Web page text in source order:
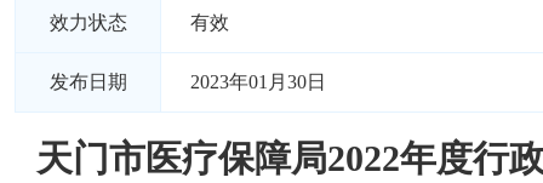
效力状态 有效
发布日期 2023年01月30日
天门市医疗保障局2022年度行